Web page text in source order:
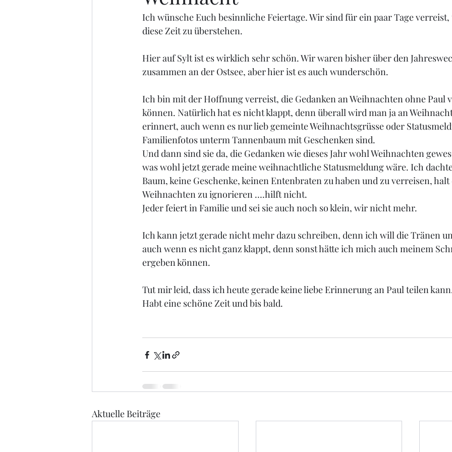
Ich wünsche Euch besinnliche Feiertage. Wir sind für ein paar Tage
diese Zeit zu überstehen.
Hier auf Sylt ist es wirklich sehr schön. Wir waren bisher über den
zusammen an der Ostsee, aber hier ist es auch wunderschön.
Ich bin mit der Hoffnung verreist, die Gedanken an Weihnachten ohne Paul
können. Natürlich hat es nicht klappt, denn überall wird man ja an
erinnert, auch wenn es nur lieb gemeinte Weihnachtsgrüsse oder
Familienfotos unterm Tannenbaum mit Geschenken sind.
Und dann sind sie da, die Gedanken wie dieses Jahr wohl Weihnachten
was wohl jetzt gerade meine weihnachtliche Statusmeldung wäre. Ich
Baum, keine Geschenke, keinen Entenbraten zu haben und zu verreisen,
Weihnachten zu ignorieren ….hilft nicht.
Jeder feiert in Familie und sei sie auch noch so klein, wir nicht mehr.
Ich kann jetzt gerade nicht mehr dazu schreiben, denn ich will die Tränen
auch wenn es nicht ganz klappt, denn sonst hätte ich mich auch meinem
ergeben können.
Tut mir leid, dass ich heute gerade keine liebe Erinnerung an Paul teilen
Habt eine schöne Zeit und bis bald.
Aktuelle Beiträge